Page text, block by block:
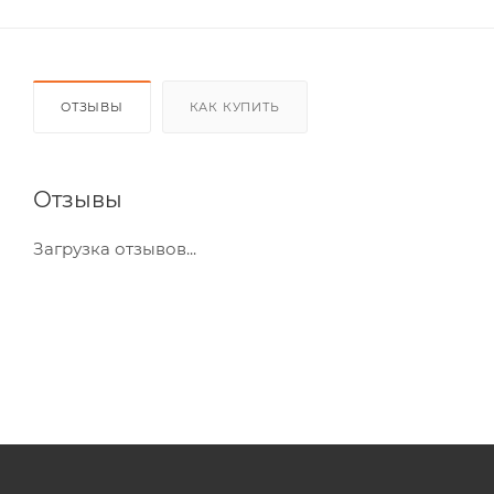
ОТЗЫВЫ КАК КУПИТЬ
Отзывы
Загрузка отзывов...